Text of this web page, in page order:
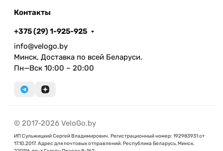
Контакты
+375 (29) 1-925-925
info@velogo.by
Минск, Доставка по всей Беларуси.
Пн—Вск 10:00 – 20:00
© 2017-2026 VeloGo.by
ИП Сульжицкий Сергей Владимирович. Регистрационный номер: 192983931 от
17.10.2017. Адрес для почтовых отправлений: Республика Беларусь, Минск,